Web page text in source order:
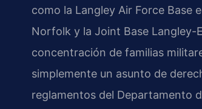
como la Langley Air Force Base
Norfolk y la Joint Base Langley-
concentración de familias
simplemente un asunto de
reglamentos del Departamento